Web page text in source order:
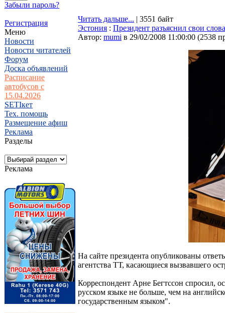
Забыли пароль?
Регистрация
Меню
Новости
Новости читателей
Форум
Доска объявлений
Расписание
автобусов с
15.04.2026
SETIкет
Тех. помощь
Размещение афиш
Реклама
Разделы
Реклама
Читать дальше... | 3551 байт
Эстония : Президент разъяснил свои
Автор: mumi в 29/02/2008 11:00:00 (2538
На сайте президента опубликованы
агентства ТТ, касающиеся вызвавшего
Корреспондент Арне Бегтссон спросил,
русском языке не больше, чем на
государственным языком".